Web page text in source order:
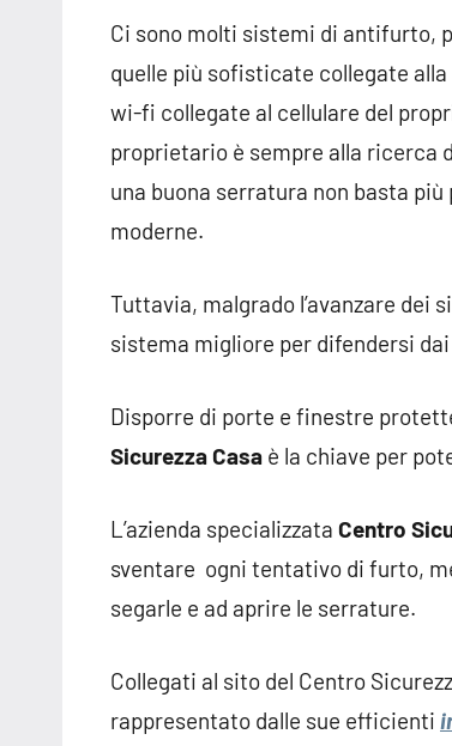
Ci sono molti sistemi di antifurto,
quelle più sofisticate collegate alla
wi-fi collegate al cellulare del
proprietario è sempre alla ricerca
una buona serratura non basta
moderne.
Tuttavia, malgrado l’avanzare dei
sistema migliore per difendersi
Disporre di porte e finestre
Sicurezza Casa è la chiave per
L’azienda specializzata Centro
sventare ogni tentativo di furto,
segarle e ad aprire le serrature.
Collegati al sito del Centro
rappresentato dalle sue efficienti